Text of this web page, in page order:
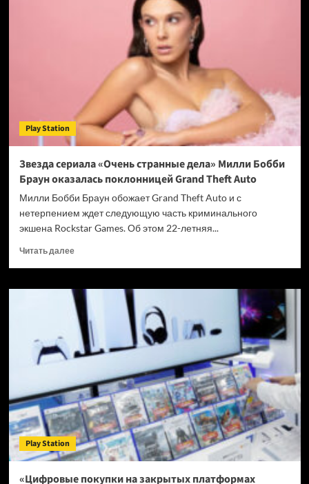
подготовки.
Рецензия
Play Station
Звезда сериала «Очень странные дела» Милли Бобби
Браун оказалась поклонницей Grand Theft Auto
Милли Бобби Браун обожает Grand Theft Auto и с
нетерпением ждет следующую часть криминального
экшена Rockstar Games. Об этом 22-летняя...
Читать далееПрочитать
Звезда
сериала
«Очень
странные
дела»
Милли
Браун
оказалась
поклонницей
Grand
Theft
Auto
Play Station
«Цифровые покупки на закрытых платформах